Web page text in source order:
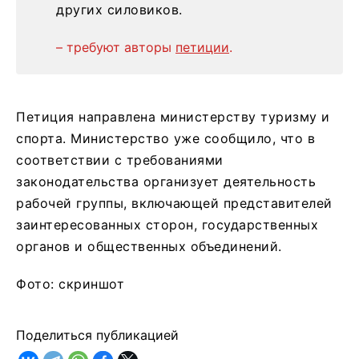
других силовиков.
– требуют авторы петиции.
Петиция направлена министерству туризму и
спорта. Министерство уже сообщило, что в
соответствии с требованиями
законодательства организует деятельность
рабочей группы, включающей представителей
заинтересованных сторон, государственных
органов и общественных объединений.
Фото: скриншот
Поделиться публикацией